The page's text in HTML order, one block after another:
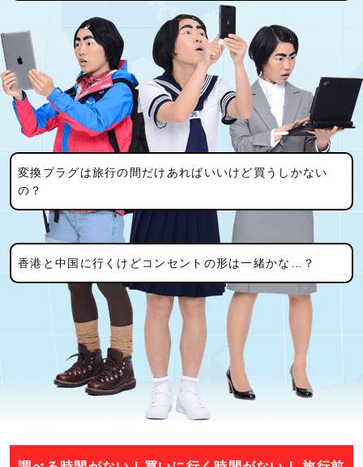
変換プラグは旅行の間だけあればいいけど買うしかない
の？
香港と中国に行くけどコンセントの形は一緒かな…？